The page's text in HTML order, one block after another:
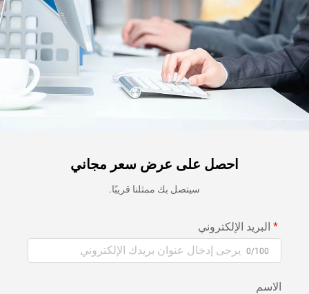
احصل على عرض سعر مجاني
سيتصل بك ممثلنا قريبًا.
البريد الإلكتروني
0/100
الاسم